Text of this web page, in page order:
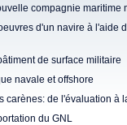
compagnie maritime
d'un navire à l'aide
de surface militaire
navale et offshore
carènes: de l'évaluation à
du GNL